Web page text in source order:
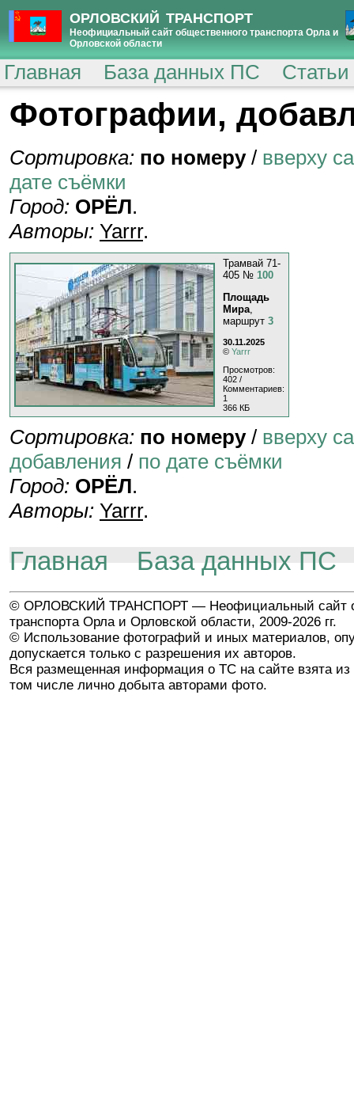
ОРЛОВСКИЙ ТРАНСПОРТ
Неофициальный сайт общественного транспорта Орла и
Орловской области
Главная База данных ПС
Фотографии,
Сортировка: по номеру/ вверху
дате съёмки
Город: ОРЁЛ.
Авторы: Yarrr.
Трамвай 71-
405 № 100
Площадь
Мира,
маршрут 3
30.11.2025
© Yarrr
Просмотров:
402 /
Комментариев:
1
366 КБ
Сортировка: по номеру/ вверху
добавления / по дате съёмки
Город: ОРЁЛ.
Авторы: Yarrr.
Главная База данных ПС
© ОРЛОВСКИЙ ТРАНСПОРТ — Неофициальный сайт
транспорта Орла и Орловской области, 2009-2026 гг.
© Использование фотографий и иных материалов,
допускается только с разрешения их авторов.
Вся размещенная информация о ТС на сайте взята из
том числе лично добыта авторами фото.